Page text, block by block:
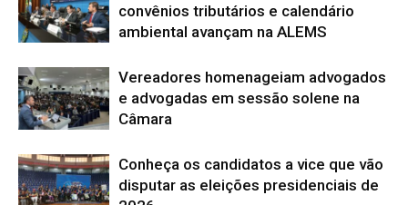
convênios tributários e calendário
ambiental avançam na ALEMS
Vereadores homenageiam advogados
e advogadas em sessão solene na
Câmara
Conheça os candidatos a vice que vão
disputar as eleições presidenciais de